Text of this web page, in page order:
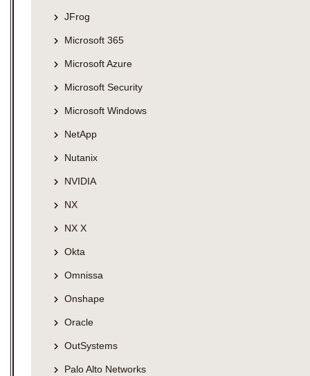
JFrog
Microsoft 365
Microsoft Azure
Microsoft Security
Microsoft Windows
NetApp
Nutanix
NVIDIA
NX
NX X
Okta
Omnissa
Onshape
Oracle
OutSystems
Palo Alto Networks